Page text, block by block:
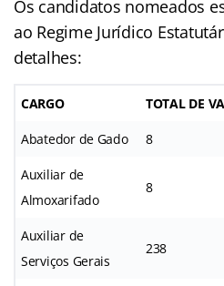
Os candidatos nomeados
ao Regime Jurídico
detalhes:
CARGO TOTAL DE
Abatedor de Gado 8
Auxiliar de
Almoxarifado
8
Auxiliar de
Serviços Gerais
238